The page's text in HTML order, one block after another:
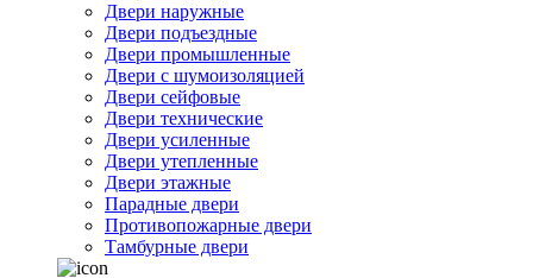
Двери наружные
Двери подъездные
Двери промышленные
Двери с шумоизоляцией
Двери сейфовые
Двери технические
Двери усиленные
Двери утепленные
Двери этажные
Парадные двери
Противопожарные двери
Тамбурные двери